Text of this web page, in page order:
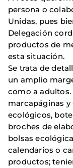
persona o
Unidas, pues
Delegación
productos de
esta situación.
Se trata de
un amplio
como a adultos.
marcapáginas y
ecológicos,
broches de
bolsas
calendarios o
productos;